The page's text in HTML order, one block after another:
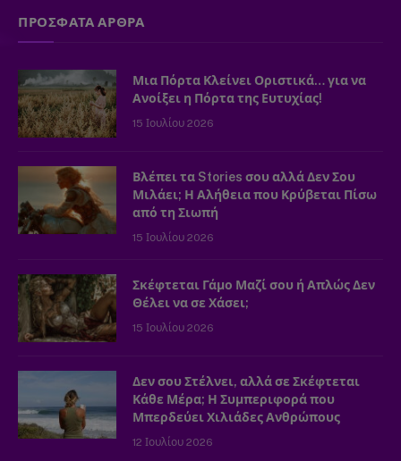
ΠΡΟΣΦΑΤΑ ΑΡΘΡΑ
Μια Πόρτα Κλείνει Οριστικά… για να
Ανοίξει η Πόρτα της Ευτυχίας!
15 Ιουλίου 2026
Βλέπει τα Stories σου αλλά Δεν Σου
Μιλάει; Η Αλήθεια που Κρύβεται Πίσω
από τη Σιωπή
15 Ιουλίου 2026
Σκέφτεται Γάμο Μαζί σου ή Απλώς Δεν
Θέλει να σε Χάσει;
15 Ιουλίου 2026
Δεν σου Στέλνει, αλλά σε Σκέφτεται
Κάθε Μέρα; Η Συμπεριφορά που
Μπερδεύει Χιλιάδες Ανθρώπους
12 Ιουλίου 2026